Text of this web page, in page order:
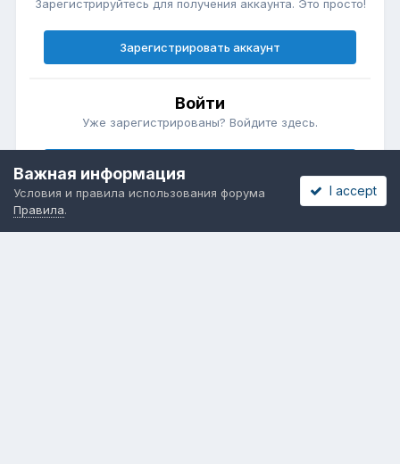
Зарегистрируйтесь для получения аккаунта. Это просто!
Зарегистрировать аккаунт
Войти
Уже зарегистрированы? Войдите здесь.
Важная информация
Условия и правила использования форума
Правила.
I accept